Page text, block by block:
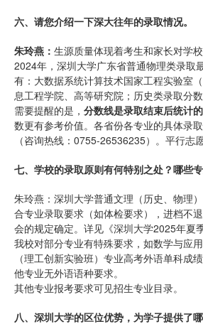
六、请您介绍一下深大往年的录取情况。
朱玲燕： 生源质量体现着考生和家长对学
2024年，深圳大学广东省普通物理类录取
有：大数据系统计算技术国家工程实验室
息工程学院、高等研究院；历史类录取分
需要提醒的是， 分数线是录取结束后统计
数更有参考价值。各省份各专业的具体录
（咨询热线：0755-26536235）。平行
七、学校的录取原则有何特别之处？哪些
朱玲燕：深圳大学普通文理（历史、物理
合专业录取要求（如体检要求），进档不
会的规定确定。详见《深圳大学2025年
我校对部分专业有特殊要求，如数学与应
（理工创新实验班）专业高考外语单科
他专业无外语语种要求。
其他专业报考要求可见招生专业目录。
八、深圳大学的区位优势，为学子提供了